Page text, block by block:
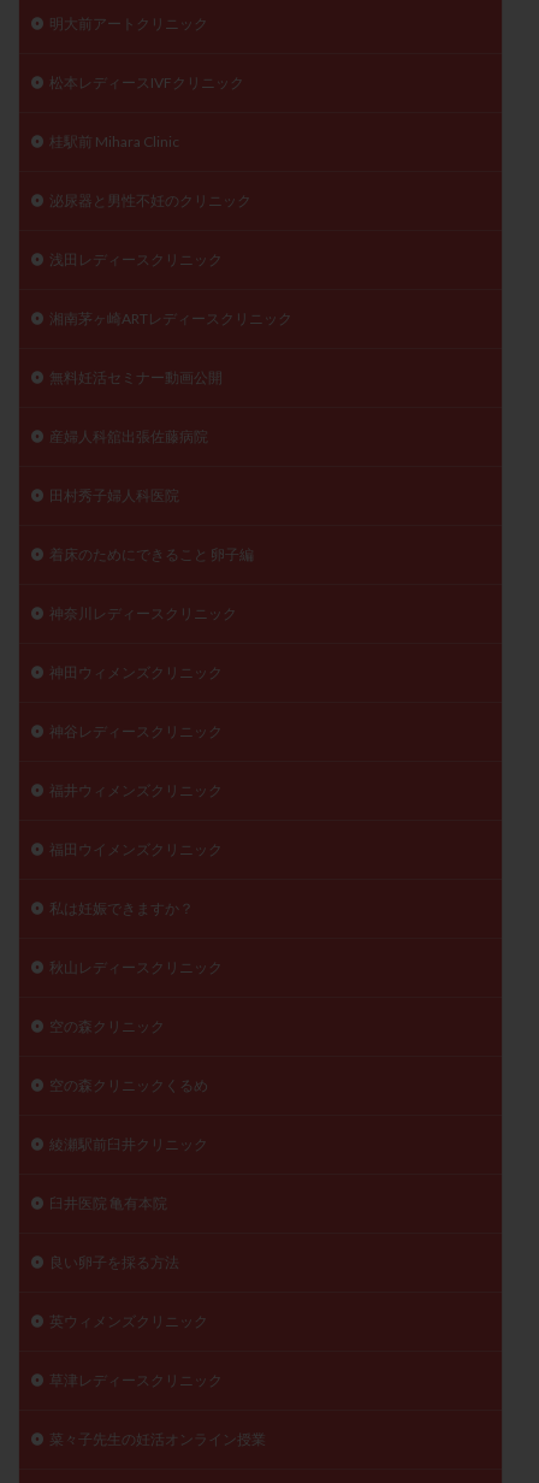
明大前アートクリニック
松本レディースIVFクリニック
桂駅前 Mihara Clinic
泌尿器と男性不妊のクリニック
浅田レディースクリニック
湘南茅ヶ崎ARTレディースクリニック
無料妊活セミナー動画公開
産婦人科舘出張佐藤病院
田村秀子婦人科医院
着床のためにできること 卵子編
神奈川レディースクリニック
神田ウィメンズクリニック
神谷レディースクリニック
福井ウィメンズクリニック
福田ウイメンズクリニック
私は妊娠できますか？
秋山レディースクリニック
空の森クリニック
空の森クリニックくるめ
綾瀬駅前臼井クリニック
臼井医院 亀有本院
良い卵子を採る方法
英ウィメンズクリニック
草津レディースクリニック
菜々子先生の妊活オンライン授業